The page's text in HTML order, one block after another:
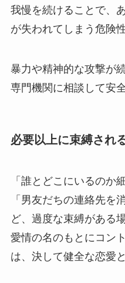
我慢を続けることで、
が失われてしまう危険
暴力や精神的な攻撃が
専門機関に相談して安
必要以上に束縛され
「誰とどこにいるのか
「男友だちの連絡先を
ど、過度な束縛がある
愛情の名のもとにコン
は、決して健全な恋愛